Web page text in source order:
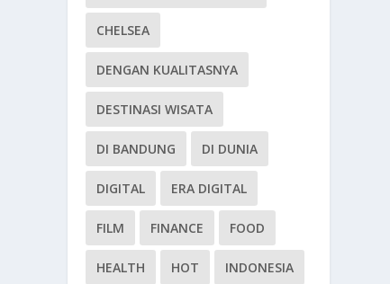
CHELSEA
DENGAN KUALITASNYA
DESTINASI WISATA
DI BANDUNG DI DUNIA
DIGITAL ERA DIGITAL
FILM FINANCE FOOD
HEALTH HOT INDONESIA